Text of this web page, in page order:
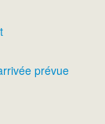
prévue